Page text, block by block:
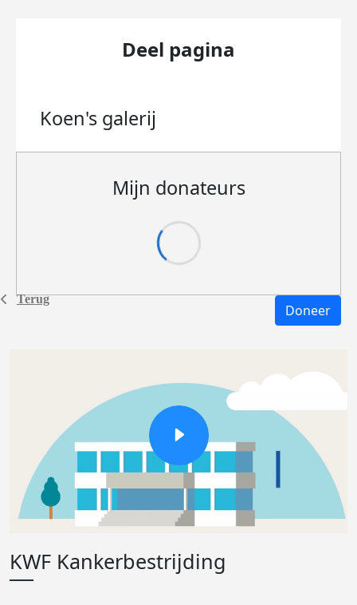
Terug
Deel pagina
Koen's galerij
Mijn donateurs
Doneer
KWF Kankerbestrijding